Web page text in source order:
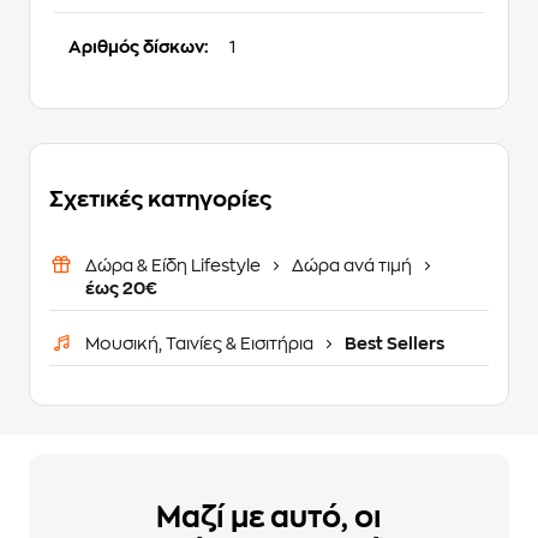
Αριθμός δίσκων: 1
Σχετικές κατηγορίες
Δώρα & Είδη Lifestyle
Δώρα ανά τιμή
έως 20€
Μουσική, Ταινίες & Εισιτήρια Best Sellers
Μαζί με αυτό, οι